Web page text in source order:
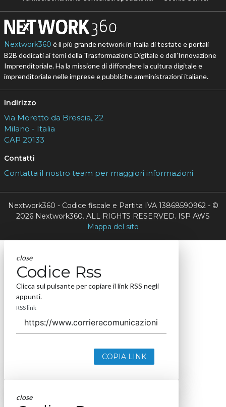
Nextwork360 è il più grande network in Italia di testate e portali
B2B dedicati ai temi della Trasformazione Digitale e dell’Innovazione
Imprenditoriale. Ha la missione di diffondere la cultura digitale e
imprenditoriale nelle imprese e pubbliche amministrazioni italiane.
Indirizzo
Via Moretto da Brescia, 22
Milano - Italia
CAP 20133
Contatti
Contatta il nostro team per maggiori informazioni
Nextwork360 - Codice fiscale e Partita IVA 13868590962 - ©
2026 Nextwork360. ALL RIGHTS RESERVED. ISP AWS
Mappa del sito
close
Codice Rss
Clicca sul pulsante per copiare il link RSS negli
appunti.
RSS link
COPIA LINK
close